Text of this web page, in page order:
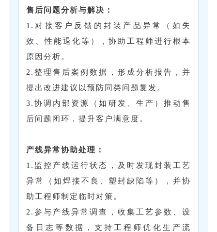
售后问题分析与解决‌：
1.对接客户反馈的封装产品异常（如失
效、性能退化等），协助工程师进行根本
原因分析。
2.整理售后案例数据，形成分析报告，并
提出改进建议以预防同类问题复发。
3.协调内部资源（如研发、生产）推动售
后问题闭环，提升客户满意度。
‌产线异常协助处理‌：
1.监控产线运行状态，及时发现封装工艺
异常（如焊接不良、塑封缺陷等），并协
助工程师制定临时对策。
2.参与产线异常调查，收集工艺参数、设
备日志等数据，支持工程师优化生产流